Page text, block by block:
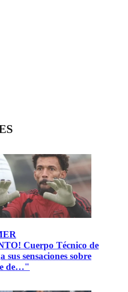
Cuerpo Técnico de
sus sensaciones sobre
de…"